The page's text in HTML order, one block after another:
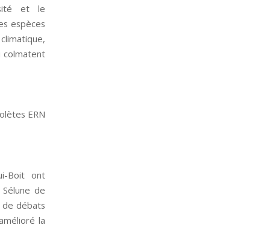
et le
espèces
colmatent
ERN
Boit ont
de
de débats
la